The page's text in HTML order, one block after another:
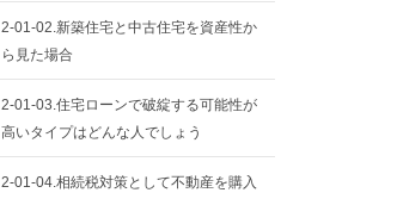
2-01-02.新築住宅と中古住宅を資産性か
ら見た場合
2-01-03.住宅ローンで破綻する可能性が
高いタイプはどんな人でしょう
2-01-04.相続税対策として不動産を購入